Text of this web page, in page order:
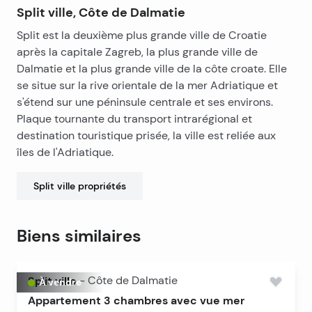
toutes les commodités et attractions essentielles à
quelques pas. Grâce à son emplacement idéal, il offre
un grand potentiel tant pour la location touristique
que pour la résidence permanente.
Split ville, Côte de Dalmatie
Split est la deuxième plus grande ville de Croatie
après la capitale Zagreb, la plus grande ville de
Dalmatie et la plus grande ville de la côte croate. Elle
se situe sur la rive orientale de la mer Adriatique et
s'étend sur une péninsule centrale et ses environs.
Plaque tournante du transport intrarégional et
destination touristique prisée, la ville est reliée aux
îles de l'Adriatique.
Split ville propriétés
Biens similaires
À vendre
Split ville - Côte de Dalmatie
Appartement 3 chambres avec vue mer